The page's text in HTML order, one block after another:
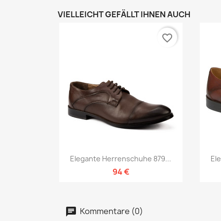
VIELLEICHT GEFÄLLT IHNEN AUCH
Vorschau
Elegante Herrenschuhe 879...
94 €
favorite_border
Kommentare (0)